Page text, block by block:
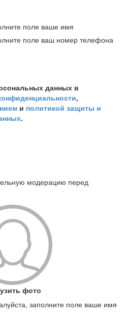
поле ваше имя
поле ваш номер телефона
данных в
,
и политикой защиты и
.
модерацию перед
фото
заполните поле ваше имя